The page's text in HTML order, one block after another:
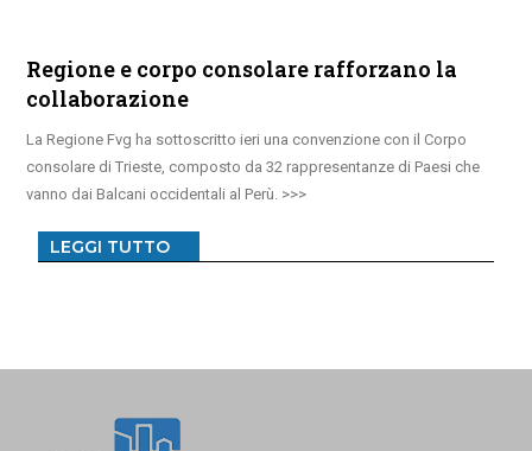
Regione e corpo consolare rafforzano la
collaborazione
La Regione Fvg ha sottoscritto ieri una convenzione con il Corpo
consolare di Trieste, composto da 32 rappresentanze di Paesi che
vanno dai Balcani occidentali al Perù.
LEGGI TUTTO